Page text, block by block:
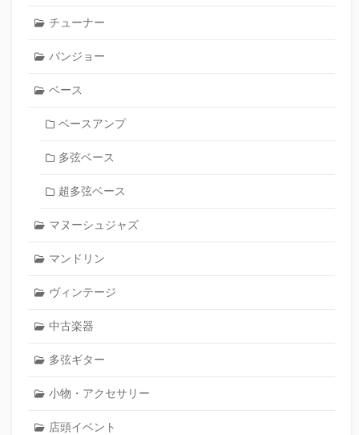
チューナー
バンジョー
ベース
ベースアンプ
多弦ベース
超多弦ベース
マヌーシュジャズ
マンドリン
ヴィンテージ
中古楽器
多弦ギター
小物・アクセサリー
店頭イベント